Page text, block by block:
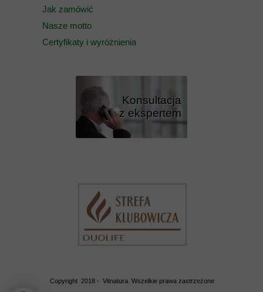
Przycisk
Jak zamówić
Nasze motto
Certyfikaty i wyróżnienia
Konsultacja
z ekspertem
Copyright 2018 - Vitnatura. Wszelkie prawa zastrzeżone